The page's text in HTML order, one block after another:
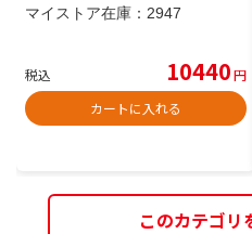
マイストア在庫： 2947
税込 10440円
カートに入れる
このカテゴリ